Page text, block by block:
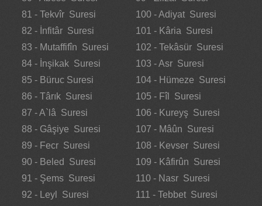
81 - Tekvîr Suresi
82 - İnfitâr Suresi
83 - Mutaffifîn Suresi
84 - İnşikak Suresi
85 - Büruc Suresi
86 - Târık Suresi
87 - A`lâ Suresi
88 - Gâşiye Suresi
89 - Fecr Suresi
90 - Beled Suresi
91 - Şems Suresi
92 - Leyl Suresi
100 - Adiyat Suresi
101 - Kâria Suresi
102 - Tekâsür Suresi
103 - Asr Suresi
104 - Hümeze Suresi
105 - Fîl Suresi
106 - Kureyş Suresi
107 - Mâûn Suresi
108 - Kevser Suresi
109 - Kâfirûn Suresi
110 - Nasr Suresi
111 - Tebbet Suresi